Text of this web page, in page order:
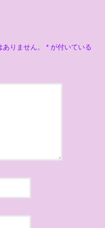
りません。 * が付いている